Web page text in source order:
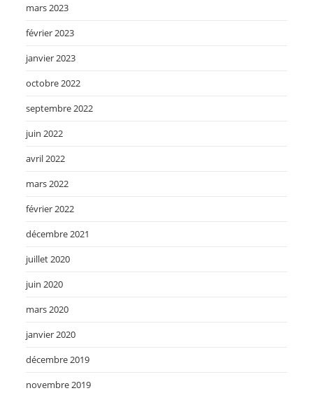
mars 2023
février 2023
janvier 2023
octobre 2022
septembre 2022
juin 2022
avril 2022
mars 2022
février 2022
décembre 2021
juillet 2020
juin 2020
mars 2020
janvier 2020
décembre 2019
novembre 2019